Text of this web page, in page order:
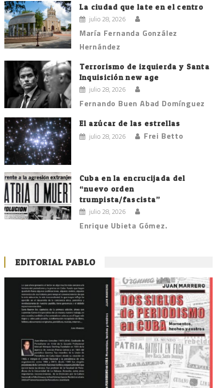
La ciudad que late en el centro
julio 28, 2026
María Fernanda González
Hernández
Terrorismo de izquierda y Santa
Inquisición new age
julio 28, 2026
Fernando Buen Abad Domínguez
El azúcar de las estrellas
julio 28, 2026 Frei Betto
Cuba en la encrucijada del
“nuevo orden
trumpista/fascista”
julio 28, 2026
Enrique Ubieta Gómez.
EDITORIAL PABLO